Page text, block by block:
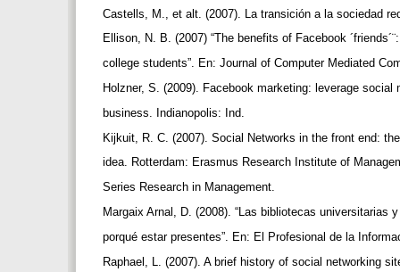
Castells, M., et alt. (2007). La transición a la sociedad
Ellison, N. B. (2007) “The benefits of Facebook
college students”. En: Journal of Computer Mediated
Holzner, S. (2009). Facebook marketing: leverage
business. Indianopolis: Ind.
Kijkuit, R. C. (2007). Social Networks in the front end:
idea. Rotterdam: Erasmus Research Institute of
Series Research in Management.
Margaix Arnal, D. (2008). “Las bibliotecas universitarias
porqué estar presentes”. En: El Profesional de la
Raphael, L. (2007). A brief history of social networking